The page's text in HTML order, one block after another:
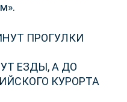
ПРОГУЛКИ
ЕЗДЫ, А ДО
КУРОРТА